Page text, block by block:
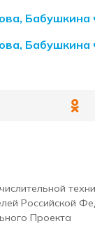
Российской
Проекта